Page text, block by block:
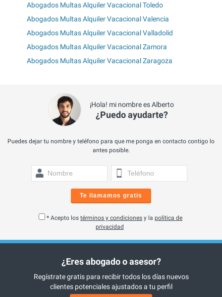
Abogados Multas Alquiler Vacacional Toledo
Abogados Multas Alquiler Vacacional Valencia
Abogados Multas Alquiler Vacacional Valladolid
Abogados Multas Alquiler Vacacional Zamora
Abogados Multas Alquiler Vacacional Zaragoza
¡Hola! mi nombre es Alberto
¿Puedo ayudarte?
Puedes dejar tu nombre y teléfono para que me ponga en contacto contigo lo
antes posible.
Te llamamos gratis
* Acepto los términos y condiciones y la política de
privacidad
¿Eres abogado o asesor?
Regístrate gratis para recibir todos los días nuevos
clientes potenciales ajustados a tu perfil